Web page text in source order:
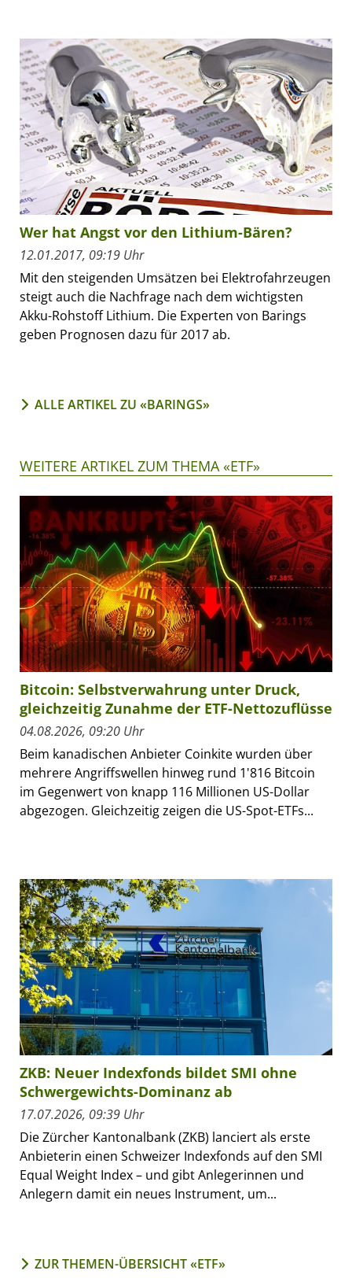
Wer hat Angst vor den Lithium-Bären?
12.01.2017, 09:19 Uhr
Mit den steigenden Umsätzen bei Elektrofahrzeugen
steigt auch die Nachfrage nach dem wichtigsten
Akku-Rohstoff Lithium. Die Experten von Barings
geben Prognosen dazu für 2017 ab.
ALLE ARTIKEL ZU «BARINGS»
WEITERE ARTIKEL ZUM THEMA «ETF»
Bitcoin: Selbstverwahrung unter Druck,
gleichzeitig Zunahme der ETF-Nettozuflüsse
04.08.2026, 09:20 Uhr
Beim kanadischen Anbieter Coinkite wurden über
mehrere Angriffswellen hinweg rund 1'816 Bitcoin
im Gegenwert von knapp 116 Millionen US-Dollar
abgezogen. Gleichzeitig zeigen die US-Spot-ETFs...
ZKB: Neuer Indexfonds bildet SMI ohne
Schwergewichts-Dominanz ab
17.07.2026, 09:39 Uhr
Die Zürcher Kantonalbank (ZKB) lanciert als erste
Anbieterin einen Schweizer Indexfonds auf den SMI
Equal Weight Index – und gibt Anlegerinnen und
Anlegern damit ein neues Instrument, um...
ZUR THEMEN-ÜBERSICHT «ETF»